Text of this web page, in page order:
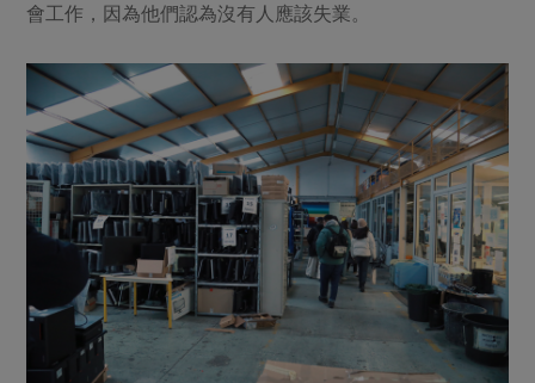
會工作，因為他們認為沒有人應該失業。